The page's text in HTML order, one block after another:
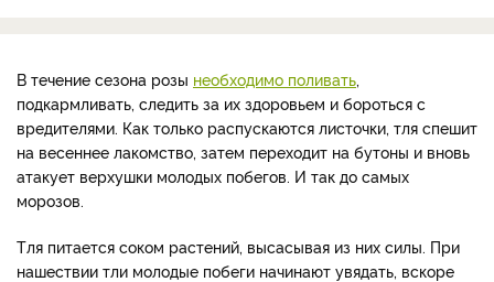
В течение сезона розы необходимо поливать
подкармливать, следить за их здоровьем и бороться с
вредителями. Как только распускаются листочки, тля спешит
на весеннее лакомство, затем переходит на бутоны и вновь
атакует верхушки молодых побегов. И так до самых
морозов.
Тля питается соком растений, высасывая из них силы. При
нашествии тли молодые побеги начинают увядать, вскоре